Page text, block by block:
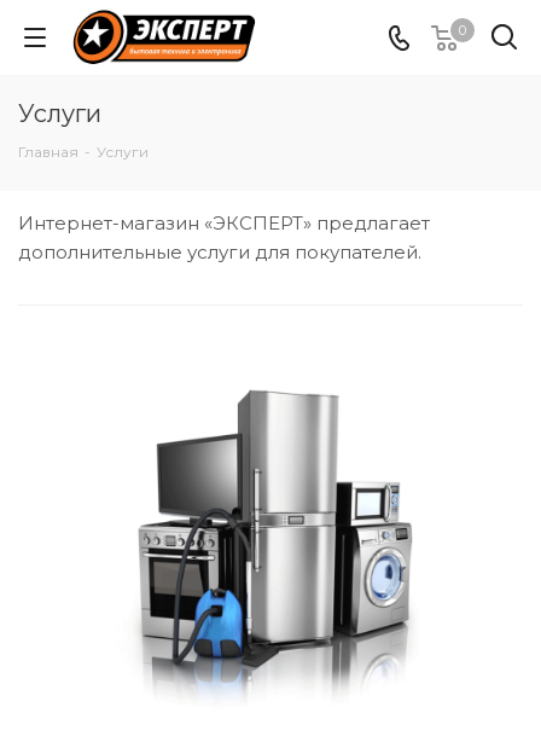
0
Услуги
Главная - Услуги
Интернет-магазин «ЭКСПЕРТ» предлагает
дополнительные услуги для покупателей.